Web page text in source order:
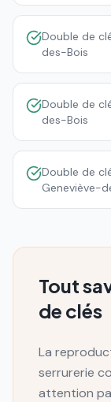
Double de
des-Bois
Double de
des-Bois
Double de
Geneviève-
Tout
de clés
La
serrurerie
attention